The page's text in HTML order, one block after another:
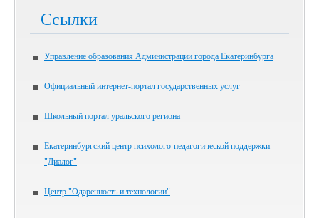
Ссылки
Управление образования Администрации города Екатеринбурга
Официальный интернет-портал государственных услуг
Школьный портал уральского региона
Екатеринбургский центр психолого-педагогической поддержки
"Диалог"
Центр "Одаренность и технологии"